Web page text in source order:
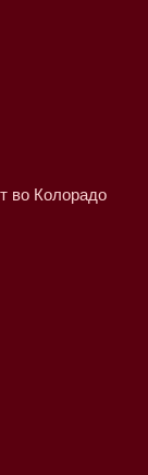
во Колорадо